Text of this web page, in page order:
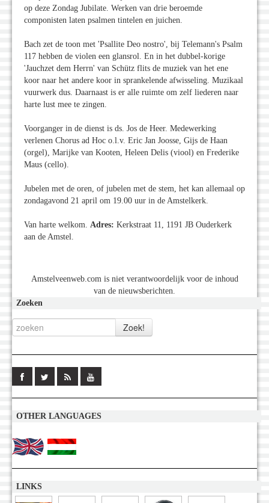
op deze Zondag Jubilate. Werken van drie beroemde
componisten laten psalmen tintelen en juichen.
Bach zet de toon met 'Psallite Deo nostro', bij Telemann's Psalm
117 hebben de violen een glansrol. En in het dubbel-korige
'Jauchzet dem Herrn' van Schütz flits de muziek van het ene
koor naar het andere koor in sprankelende afwisseling. Muzikaal
vuurwerk dus. Daarnaast is er alle ruimte om zelf liederen naar
harte lust mee te zingen.
Voorganger in de dienst is ds. Jos de Heer. Medewerking
verlenen Chorus ad Hoc o.l.v. Eric Jan Joosse, Gijs de Haan
(orgel), Marijke van Kooten, Heleen Delis (viool) en Frederike
Maus (cello).
Jubelen met de oren, of jubelen met de stem, het kan allemaal op
zondagavond 21 april om 19.00 uur in de Amstelkerk.
Van harte welkom. Adres: Kerkstraat 11, 1191 JB Ouderkerk
aan de Amstel.
Amstelveenweb.com is niet verantwoordelijk voor de inhoud
van de nieuwsberichten.
Zoeken
OTHER LANGUAGES
LINKS